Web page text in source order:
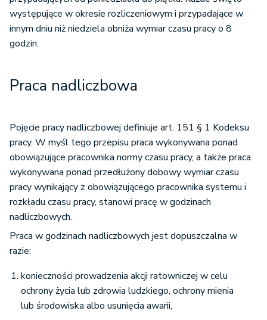
występujące w okresie rozliczeniowym i przypadające w
innym dniu niż niedziela obniża wymiar czasu pracy o 8
godzin.
Praca nadliczbowa
Pojęcie pracy nadliczbowej definiuje art. 151 § 1 Kodeksu
pracy. W myśl tego przepisu praca wykonywana ponad
obowiązujące pracownika normy czasu pracy, a także praca
wykonywana ponad przedłużony dobowy wymiar czasu
pracy wynikający z obowiązującego pracownika systemu i
rozkładu czasu pracy, stanowi pracę w godzinach
nadliczbowych.
Praca w godzinach nadliczbowych jest dopuszczalna w
razie:
konieczności prowadzenia akcji ratowniczej w celu
ochrony życia lub zdrowia ludzkiego, ochrony mienia
lub środowiska albo usunięcia awarii,